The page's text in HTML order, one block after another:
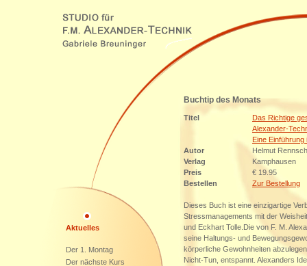
Aktuelles
Der 1. Montag
Der nächste Kurs
Buchtip des Monats
Titel
Das Richtige
Alexander-
Eine
Autor
Helmut
Verlag
Kamphausen
Preis
€ 19.95
Bestellen
Zur Bestellung
Dieses Buch ist eine einzigartige
Stressmanagements mit der
und Eckhart Tolle.Die von F. M.
seine Haltungs- und
körperliche Gewohnheiten
Nicht-Tun, entspannt. Alexanders